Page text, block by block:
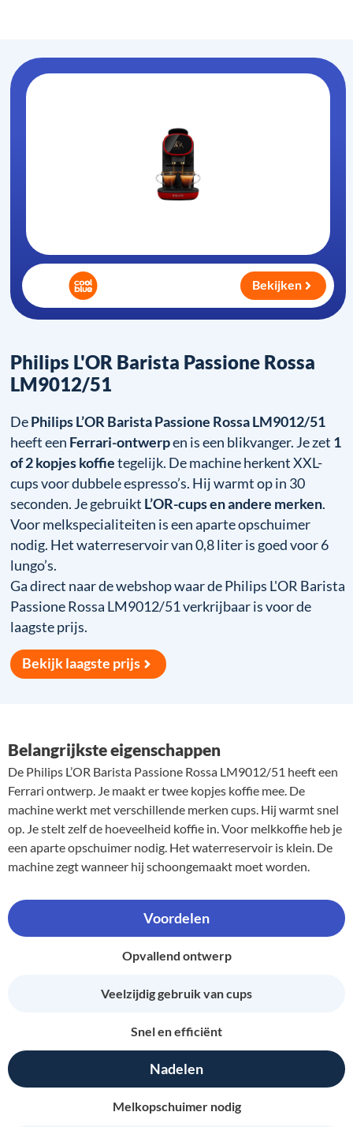
Philips L'OR Barista Passione Rossa
LM9012/51
DePhilips L’OR Barista Passione Rossa LM9012/51
heeft een Ferrari-ontwerpen is een blikvanger. Je zet 1
of 2 kopjes koffietegelijk. De machine herkent XXL-
cups voor dubbele espresso’s. Hij warmt op in 30
seconden. Je gebruikt L’OR-cups en andere merken.
Voor melkspecialiteiten is een aparte opschuimer
nodig. Het waterreservoir van 0,8 liter is goed voor 6
lungo’s.
Ga direct naar de webshop waar de Philips L'OR Barista
Passione Rossa LM9012/51 verkrijbaar is voor de
laagste prijs.
Bekijk laagste prijs
Bekijken
Belangrijkste eigenschappen
De Philips L’OR Barista Passione Rossa LM9012/51 heeft een
Ferrari ontwerp. Je maakt er twee kopjes koffie mee. De
machine werkt met verschillende merken cups. Hij warmt snel
op. Je stelt zelf de hoeveelheid koffie in. Voor melkkoffie heb je
een aparte opschuimer nodig. Het waterreservoir is klein. De
machine zegt wanneer hij schoongemaakt moet worden.
Voordelen
Opvallend ontwerp
Veelzijdig gebruik van cups
Snel en efficiënt
Nadelen
Melkopschuimer nodig